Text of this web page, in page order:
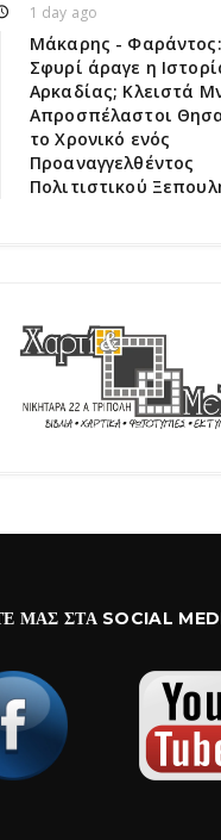
1 day ago
Μάκαρης - Φαράντος:
Σφυρί άραγε η
Αρκαδίας; Κλειστά
Απροσπέλαστοι
το Χρονικό ενός
Προαναγγελθέντος
Πολιτιστικού
ΜΑΣ ΣΤΑ SOCIAL